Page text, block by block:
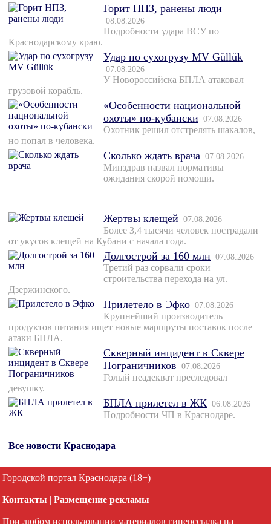
Горит НПЗ, ранены люди
08.08.2026
Подробности удара ВСУ по
Краснодарскому краю.
Удар по сухогрузу MV Güllük
07.08.2026
У Новороссийска БПЛА атаковал
грузовой корабль.
«Особенности национальной
охоты» по-кубански 07.08.2026
Охотник решил отстрелять шакалов,
но попал в человека.
Сколько ждать врача 07.08.2026
Минздрав назвал нормативы
ожидания скорой помощи.
Жертвы клещей 07.08.2026
Более 3,4 тысячи человек пострадали
от укусов клещей на Кубани с начала года.
Долгострой за 160 млн 07.08.2026
Третий раз сорвали сроки
строительства перехода на ул.
Дзержинского.
Прилетело в Эфко 07.08.2026
Крупнейший производитель
продуктов питания ищет новые маршруты поставок после
атаки БПЛА.
Скверный инцидент в Сквере
Пограничников 07.08.2026
Голый неадекват преследовал
девушку.
БПЛА прилетел в ЖК 06.08.2026
Подробности ЧП в Краснодаре.
Все новости Краснодара
Городской портал Краснодара (18+)
Контакты | Размещение рекламы
При любом использовании материалов гиперссылка на